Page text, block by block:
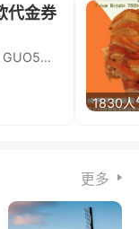
代金券
郭氏夫妻肺片MAISON GUO5欧代金券限量兑换啦！
1830人
更多